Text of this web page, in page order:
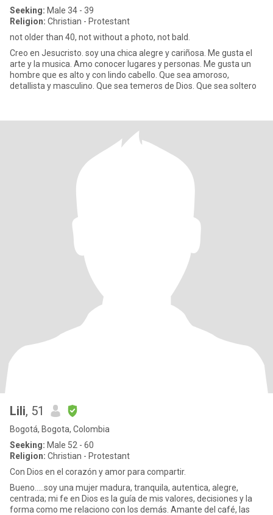
Seeking: Male 34 - 39
Religion: Christian - Protestant
not older than 40, not without a photo, not bald.
Creo en Jesucristo. soy una chica alegre y cariñosa. Me gusta el
arte y la musica. Amo conocer lugares y personas. Me gusta un
hombre que es alto y con lindo cabello. Que sea amoroso,
detallista y masculino. Que sea temeros de Dios. Que sea soltero
Lili, 51
Bogotá, Bogota, Colombia
Seeking: Male 52 - 60
Religion: Christian - Protestant
Con Dios en el corazón y amor para compartir.
Bueno.....soy una mujer madura, tranquila, autentica, alegre,
centrada; mi fe en Dios es la guía de mis valores, decisiones y la
forma como me relaciono con los demás. Amante del café, las